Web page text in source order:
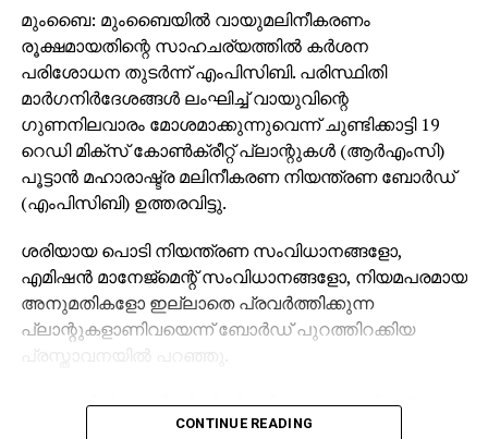
രൂക്ഷമായതിന്റെ സാഹചര്യത്തില്‍ കര്‍ശന
പരിശോധന തുടര്‍ന്ന് എംപിസിബി. പരിസ്ഥിതി
മാര്‍ഗനിര്‍ദേശങ്ങള്‍ ലംഘിച്ച് വായുവിന്റെ
ഗുണനിലവാരം മോശമാക്കുന്നുവെന്ന് ചുണ്ടിക്കാട്ടി 19
റെഡി മിക്‌സ് കോണ്‍ക്രീറ്റ് പ്ലാന്റുകള്‍ (ആര്‍എംസി)
പൂട്ടാന്‍ മഹാരാഷ്ട്ര മലിനീകരണ നിയന്ത്രണ ബോര്‍ഡ്
(എംപിസിബി) ഉത്തരവിട്ടു.
എമിഷന്‍ മാനേജ്മെന്റ് സംവിധാനങ്ങളോ, നിയമപരമായ
അനുമതികളോ ഇല്ലാതെ പ്രവര്‍ത്തിക്കുന്ന
പ്ലാന്റുകളാണിവയെന്ന് ബോര്‍ഡ് പുറത്തിറക്കിയ
പ്രസ്താവനയില്‍ പറഞ്ഞു.
എയര്‍ ക്വാളിറ്റി മോണിറ്ററിങ് സ്റ്റേഷനുകള്‍
(സിഎക്യുഎംഎസ്) പ്രവര്‍ത്തിപ്പിക്കുന്നുണ്ട്. മുംബൈ,